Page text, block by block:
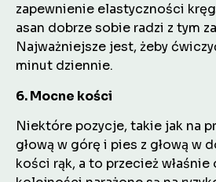
zapewnienie elastyczności
asan dobrze sobie radzi z tym
Najważniejsze jest, żeby
minut dziennie.
6. Mocne kości
Niektóre pozycje, takie jak na
głową w górę i pies z głową w
kości rąk, a to przecież właśnie